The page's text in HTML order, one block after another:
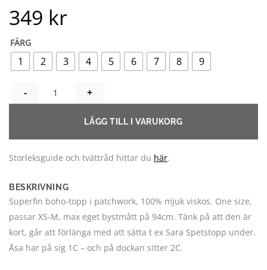
349 kr
FÄRG
1 2 3 4 5 6 7 8 9
BOHO PATCH TOPP – UNIKA! C MÄNGD
LÄGG TILL I VARUKORG
Storleksguide och tvättråd hittar du här.
BESKRIVNING
Superfin boho-topp i patchwork, 100% mjuk viskos. One size,
passar XS-M, max eget bystmått på 94cm. Tänk på att den är
kort, går att förlänga med att sätta t ex Sara Spetstopp under.
Åsa har på sig 1C – och på dockan sitter 2C.